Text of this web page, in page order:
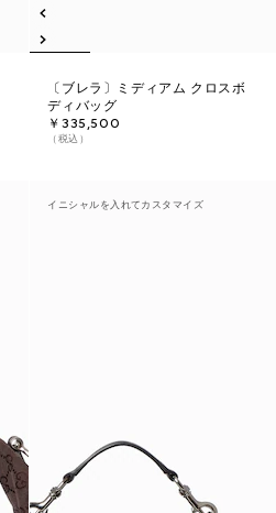
〔ブレラ〕ミディアム クロスボ
ディバッグ
￥335,500
（税込）
イニシャルを入れてカスタマイズ